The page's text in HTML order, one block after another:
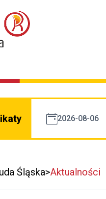
2026-08-06
Śląska Aktualności